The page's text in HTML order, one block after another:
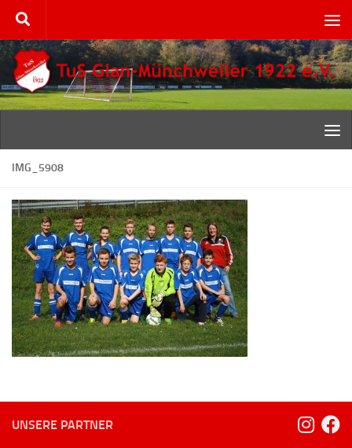
Zum Inhalt springen
IMG_5908
UNSERE PARTNER